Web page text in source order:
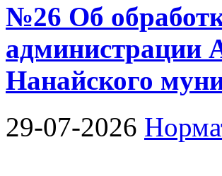
№26 Об
администрации
Нанайского
29-07-2026